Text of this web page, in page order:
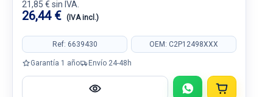
21,85 € sin IVA.
26,44 € (IVA incl.)
Ref: 6639430 OEM: C2P12498XXX
Garantía 1 año Envío 24-48h